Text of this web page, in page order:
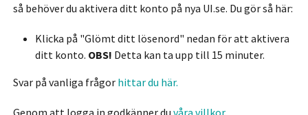
så behöver du aktivera ditt konto på nya UI.se. Du gör så här:
Klicka på "Glömt ditt lösenord" nedan för att aktivera
ditt konto. OBS! Detta kan ta upp till 15 minuter.
Svar på vanliga frågor hittar du här.